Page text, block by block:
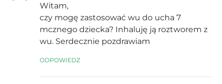
Witam,
czy mogę zastosować wu do ucha 7
mcznego dziecka? Inhaluję ją roztworem z
wu. Serdecznie pozdrawiam
ODPOWIEDZ